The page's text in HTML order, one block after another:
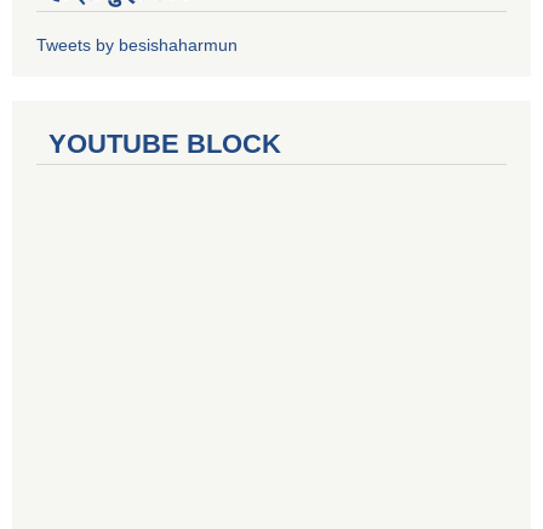
Tweets by besishaharmun
YOUTUBE BLOCK